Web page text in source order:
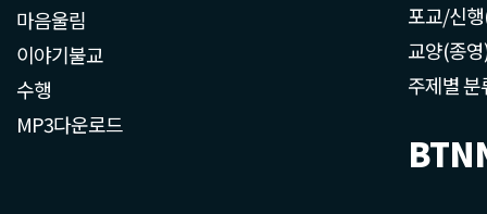
마음울림
이야기불교
수행
MP3다운로드
포교/신
교양(종
주제별 분